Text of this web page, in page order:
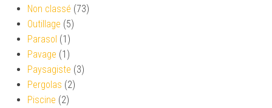
Non classé (73)
Outillage (5)
Parasol (1)
Pavage (1)
Paysagiste (3)
Pergolas (2)
Piscine (2)